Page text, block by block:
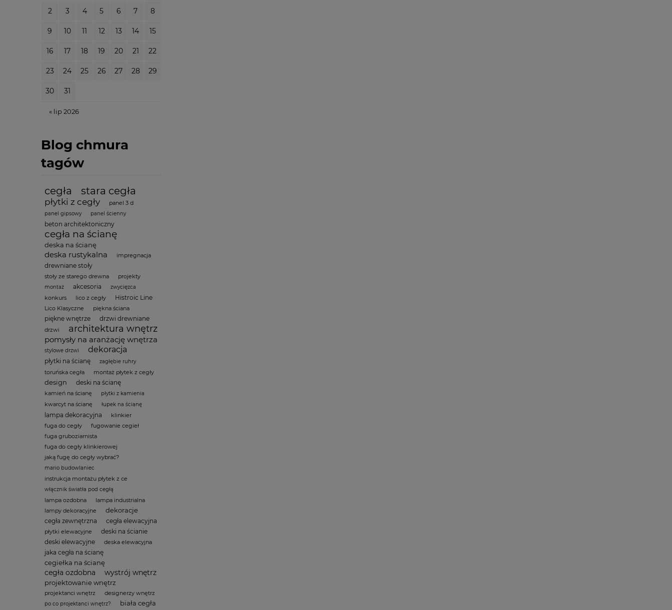
2 3 4 5 6 7 8
9 10 11 12 13 14 15
16 17 18 19 20 21 22
23 24 25 26 27 28 29
30 31
« lip 2026
Blog chmura
tagów
cegła stara cegła
płytki z cegły panel 3 d
panel gipsowy panel ścienny
beton architektoniczny
cegła na ścianę
deska na ścianę
deska rustykalna impregnacja
drewniane stoły
stoły ze starego drewna projekty
montaż akcesoria zwycięzca
konkurs lico z cegły Histroic Line
Lico Klasyczne piękna ściana
piękne wnętrze drzwi drewniane
drzwi architektura wnętrz
pomysły na aranżację wnętrza
stylowe drzwi dekoracja
płytki na ścianę zagłębie ruhry
toruńska cegła montaż płytek z cegły
design deski na ścianę
kamień na ścianę płytki z kamienia
kwarcyt na ścianę łupek na ścianę
lampa dekoracyjna
klinkier
fuga do cegły
fugowanie cegieł
fuga gruboziarnista
fuga do cegły klinkierowej
jaką fugę do cegły wybrać?
mario budowlaniec
instrukcja montażu płytek z ce
włącznik światła pod cegłą
lampa ozdobna
lampa industrialna
lampy dekoracyjne
dekoracje
cegła zewnętrzna cegła elewacyjna
płytki elewacyjne
deski na ścianie
deski elewacyjne
deska elewacyjna
jaka cegła na ścianę
cegiełka na ścianę
cegła ozdobna wystrój wnętrz
projektowanie wnętrz
projektanci wnętrz designerzy wnętrz
po co projektanci wnętrz? biała cegła